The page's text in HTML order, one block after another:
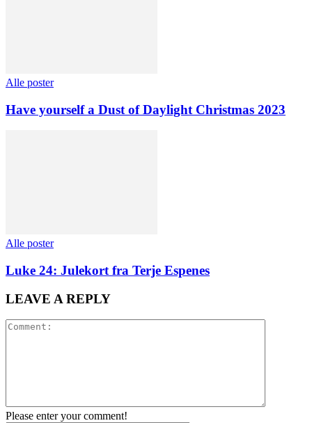
Alle poster
Have yourself a Dust of Daylight Christmas 2023
Alle poster
Luke 24: Julekort fra Terje Espenes
LEAVE A REPLY
Please enter your comment!